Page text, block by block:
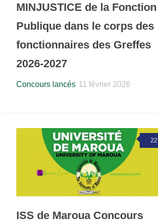
MINJUSTICE de la Fonction
Publique dans le corps des
fonctionnaires des Greffes
2026-2027
Concours lancés 11 février 2026
22
ISS de Maroua Concours